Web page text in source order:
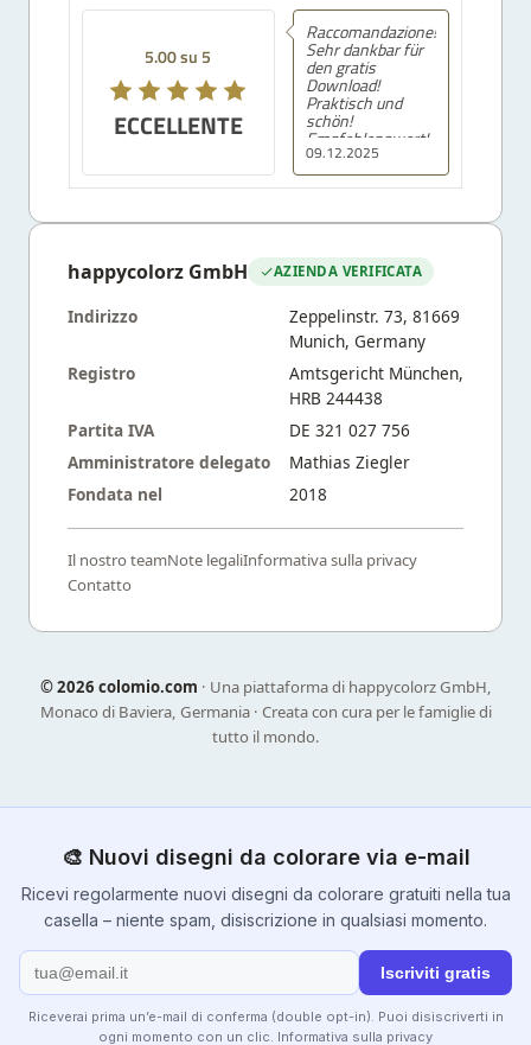
5.00 su 5
ECCELLENTE
09.12.2025
Raccomandazione!
Sehr dankbar für
den gratis
Download!
Praktisch und
schön!
Empfehlenswert!
happycolorz GmbH AZIENDA VERIFICATA
Indirizzo
Zeppelinstr. 73, 81669
Munich, Germany
Registro
Amtsgericht München,
HRB 244438
Partita IVA
DE 321 027 756
Amministratore delegato
Mathias Ziegler
Fondata nel
2018
Il nostro teamNote legaliInformativa sulla privacy
Contatto
©2026 colomio.com · Una piattaforma di happycolorz GmbH,
Monaco di Baviera, Germania · Creata con cura per le famiglie di
tutto il mondo.
🎨 Nuovi disegni da colorare via e-mail
Ricevi regolarmente nuovi disegni da colorare gratuiti nella tua
casella – niente spam, disiscrizione in qualsiasi momento.
Iscriviti gratis
Riceverai prima un’e-mail di conferma (double opt-in). Puoi disiscriverti in
ogni momento con un clic. Informativa sulla privacy